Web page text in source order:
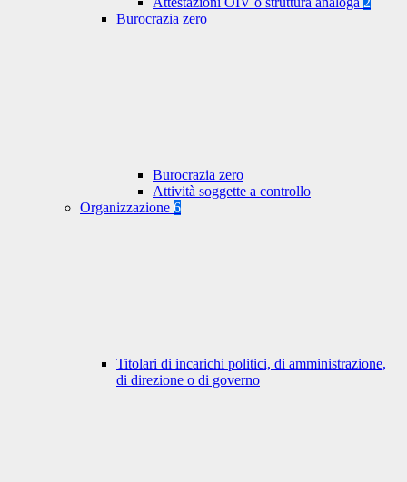
Burocrazia zero
Burocrazia zero
Attività soggette a controllo
Organizzazione 6
Titolari di incarichi politici, di amministrazione,
di direzione o di governo